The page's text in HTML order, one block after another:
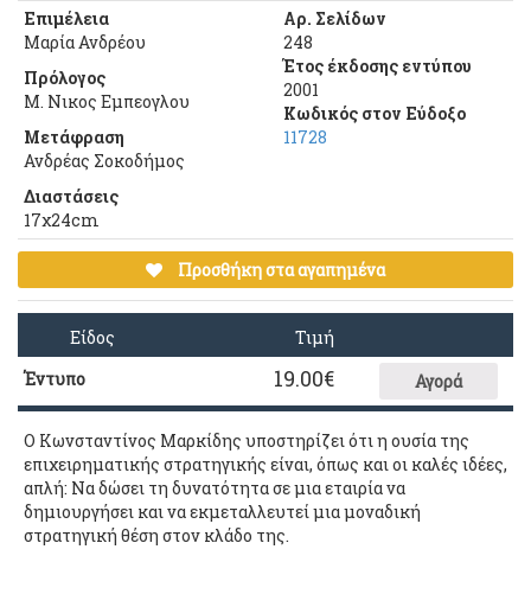
Επιμέλεια
Μαρία Ανδρέου
Πρόλογος
Μ. Νικος Εμπεογλου
Μετάφραση
Ανδρέας Σοκοδήμος
Διαστάσεις
17χ24cm
Αρ. Σελίδων
248
Έτος έκδοσης εντύπου
2001
Κωδικός στον Εύδοξο
11728
Προσθήκη στα αγαπημένα
Είδος
Τιμή
Έντυπο
19.00€ Αγορά
Ο Κωνσταντίνος Μαρκίδης υποστηρίζει ότι η ουσία της
επιχειρηματικής στρατηγικής είναι, όπως και οι καλές ιδέες,
απλή: Να δώσει τη δυνατότητα σε μια εταιρία να
δημιουργήσει και να εκμεταλλευτεί μια μοναδική
στρατηγική θέση στον κλάδο της.